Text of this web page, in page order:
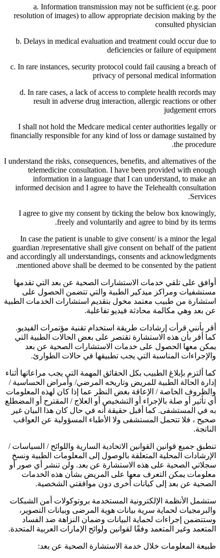
a. Information transmission may not be sufficient (e.g. poor
resolution of images) to allow appropriate decision making by the
consulted physician
b. Delays in medical evaluation and treatment could occur due to
deficiencies or failure of equipment
c. In rare instances, security protocol could fail causing a breach of
privacy of personal medical information
d. In rare cases, a lack of access to complete health records may
result in adverse drug interaction, allergic reactions or other
judgement errors
I shall not hold the Medcare medical center authorities legally or
financially responsible for any kind of loss or damage sustained by
the procedure.
I understand the risks, consequences, benefits, and alternatives of the
telemedicine consultation. I have been provided with enough
information in a language that I can understand, to make an
informed decision and I agree to have the Telehealth consultation
Services.
I agree to give my consent by ticking the below box knowingly,
freely and voluntarily and agree to bind by its terms.
In case the patient is unable to give consent/ is a minor the legal
guardian /representative shall give consent on behalf of the patient
and accordingly all understandings, consents and acknowledgments
mentioned above shall be deemed to be consented by the patient.
أوافق على تلقي خدمات الاستشارات الصحية عن بعد التي تقدمها
مستشفيات ومراكز ميدكير الطبية والتي تتضمن الحصول على
استشارة من طبيب معتمد مخول بتقديم استشارات الخدمات الطبية
عن بعد وهي مكالمة محادثة فيديو تفاعلية.
أقر بأنني قرأت إرشادات طريقة استخدام تقنية مؤتمرات الفيديو.
كما أقر بأن هذه الاستشارة تقتصر على بعض الحالات الطبية التي
يمكن معها الحصول على خدمات الاستشارات الصحية عن بعد
والإجراءات المناسبة التي يجب تطبيقها في حالات الطوارئ.
كما ألتزم بإبلاغ الطبيب بكل الحقائق المهمة التي يجب مراعاتها أثناء
إدارة الحالة الطبية للمريض وتاريخه المرضي/ وأمراض الحساسية /
والظروف الخاصة / الإعاقة بغض النظر عما إذا كان لهذه المعلومات
أي تأثير أو صلة بالإجراء أو التشخيص أو العلاج / المقترح أو المضطلع
به في المستشفى. كما أقبل حقيقة أنه في حال كان هذا البيان غير
صحيح ، فلا تتحمل المستشفى ولا الأطباء المسؤولية عن العواقب
الناتجة.
تنطبق جميع قوانين القوانين الاتحادية السارية واللوائح / السياسات /
الإرشادات المحلية المتعلقة بالوصول إلى المعلومات الطبية ونسخ
سجلاتي الصحية على هذه الاستشارة عن بعد. ولن تنشر أي صور أو
معلومات يمكن التعرف معها على المريض بشأن هذه الخدمات
الصحية عن بعد إلى كيانات أخرى دون موافقتي الشخصية.
ستشمل الأنظمة الإلكترونية المستخدمة بروتوكولات أمن الشبكات
والبرمجيات لحماية سرية بيانات هوية المرضى وبيانات التصوير،
وستتضمن إجراءات لحماية البيانات وضمان النزاهة ضد الفساد
المتعمد وغير المتعمد وفقًا لقوانين ولوائح الإمارات العربية المتحدة.
طبيعة المعلومات خلال خدمة الاستشارة الصحية عن بعد: